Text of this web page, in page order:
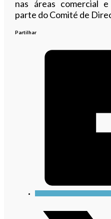
nas áreas comercial
parte do Comité de
Partilhar